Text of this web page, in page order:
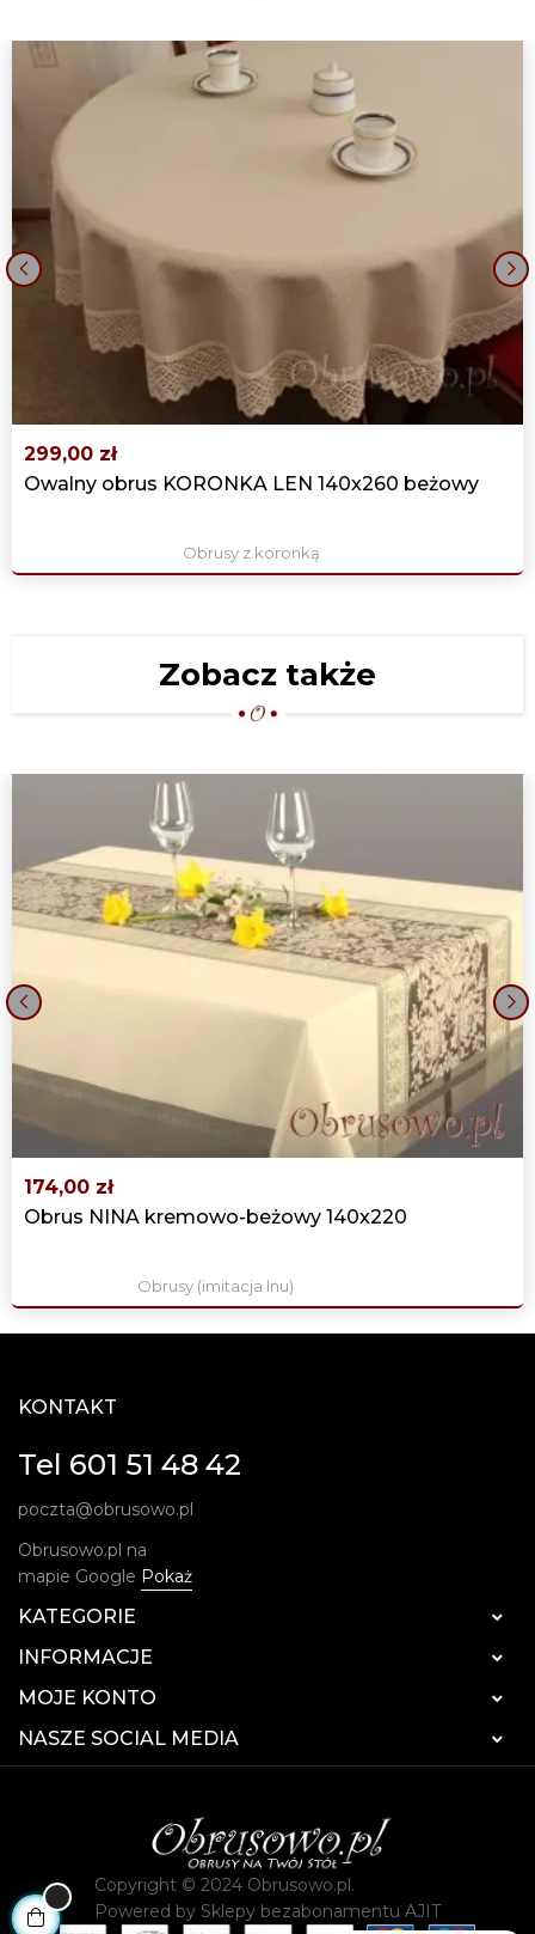
299,00 zł
Owalny obrus KORONKA LEN 140x260 beżowy
Obrusy z koronką
›
Zobacz także
174,00 zł
Obrus NINA kremowo-beżowy 140x220
Obrusy (imitacja lnu)
›
KONTAKT
Tel 601 51 48 42
poczta@obrusowo.pl
Obrusowo.pl na
mapie Google Pokaż
KATEGORIE 
INFORMACJE 
MOJE KONTO 
NASZE SOCIAL MEDIA 
Copyright © 2024 Obrusowo.pl.
Powered by Sklepy bezabonamentu AJIT